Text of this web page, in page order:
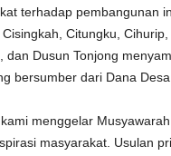
terhadap pembangunan
Citungku, Cihurip,
dan Dusun Tonjong
bersumber dari Dana Desa
menggelar
masyarakat. Usulan